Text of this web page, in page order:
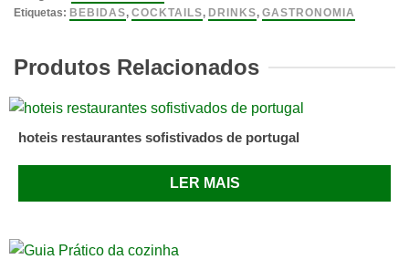
Etiquetas: BEBIDAS, COCKTAILS, DRINKS, GASTRONOMIA
Produtos Relacionados
hoteis restaurantes sofistivados de portugal
LER MAIS